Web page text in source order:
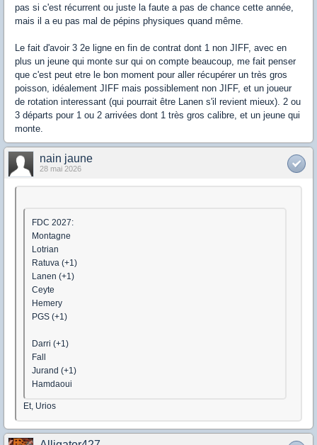
pas si c'est récurrent ou juste la faute a pas de chance cette année,
mais il a eu pas mal de pépins physiques quand même.
Le fait d'avoir 3 2e ligne en fin de contrat dont 1 non JIFF, avec en
plus un jeune qui monte sur qui on compte beaucoup, me fait penser
que c'est peut etre le bon moment pour aller récupérer un très gros
poisson, idéalement JIFF mais possiblement non JIFF, et un joueur
de rotation interessant (qui pourrait être Lanen s'il revient mieux). 2 ou
3 départs pour 1 ou 2 arrivées dont 1 très gros calibre, et un jeune qui
monte.
nain jaune
28 mai 2026
FDC 2027:
Montagne
Lotrian
Ratuva (+1)
Lanen (+1)
Ceyte
Hemery
PGS (+1)
Darri (+1)
Fall
Jurand (+1)
Hamdaoui
Et, Urios